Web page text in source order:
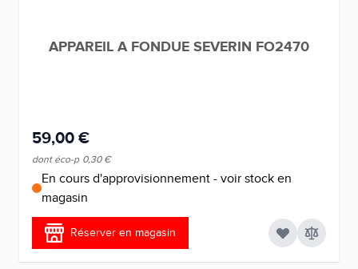
APPAREIL A FONDUE SEVERIN FO2470
59,00 €
dont éco-p 0,30 €
En cours d'approvisionnement - voir stock en
magasin
Réserver en magasin